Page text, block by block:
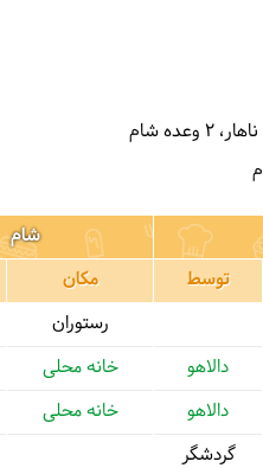
2 وعده شام
شام
توسط مکان
رستوران
دالاهو خانه محلی
دالاهو خانه محلی
گردشگر